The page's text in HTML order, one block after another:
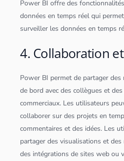
Power BI offre des
données en temps réel qui
surveiller lesdonnées en temps
4. Collaboration
Power BI permet de partager
de bord avec des collègues et
commerciaux. Les utilisateurs
collaborer sur des projets en
commentaires et des idées. Les
partager des visualisations et
des intégrations de sites web ou